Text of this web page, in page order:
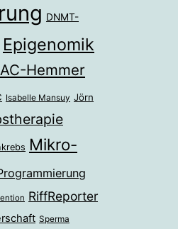
DNMT-
Epigenomik
Hemmer
Isabelle Mansuy Jörn
Mikro-
RiffReporter
Sperma